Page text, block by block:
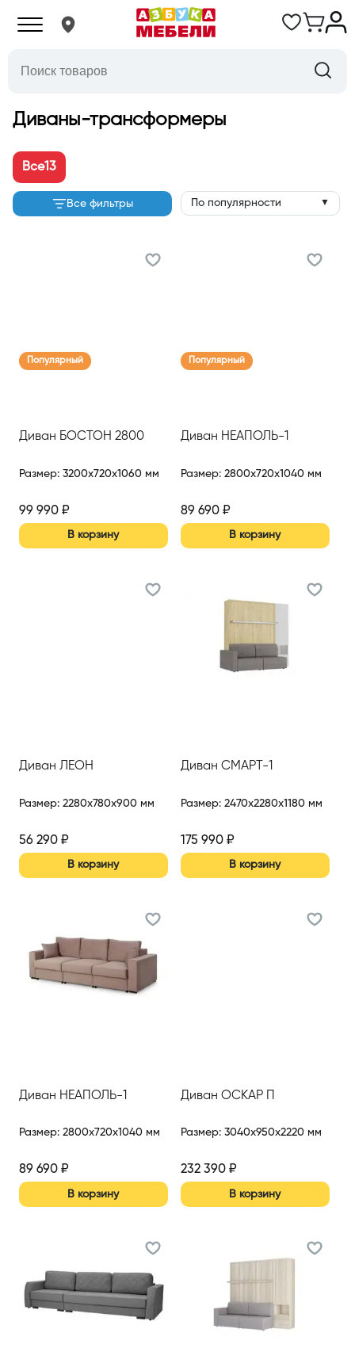
Диваны-трансформеры
Все13
Все фильтры По популярности ▼
Популярный
Диван БОСТОН 2800
Размер: 3200x720x1060 мм
99 990 ₽
В корзину
Популярный
Диван НЕАПОЛЬ-1
Размер: 2800x720x1040 мм
89 690₽
В корзину
Диван ЛЕОН
Размер: 2280x780x900 мм
56 290 ₽
В корзину
Диван СМАРТ-1
Размер: 2470x2280x1180 мм
175 990₽
В корзину
Диван НЕАПОЛЬ-1
Размер: 2800x720x1040 мм
89 690 ₽
В корзину
Диван ОСКАР П
Размер: 3040x950x2220 мм
232 390₽
В корзину